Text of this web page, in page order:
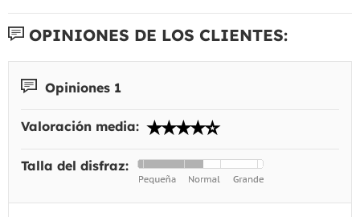
OPINIONES DE LOS CLIENTES:
Opiniones 1
Valoración media:
Talla del disfraz: